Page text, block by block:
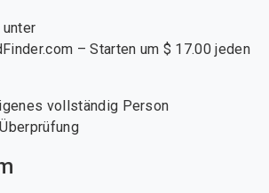
unter
– Starten um $ 17.00 jeden
vollständig Person